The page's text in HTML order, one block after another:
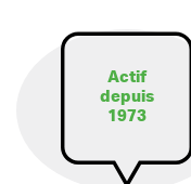
Actif
depuis
1973